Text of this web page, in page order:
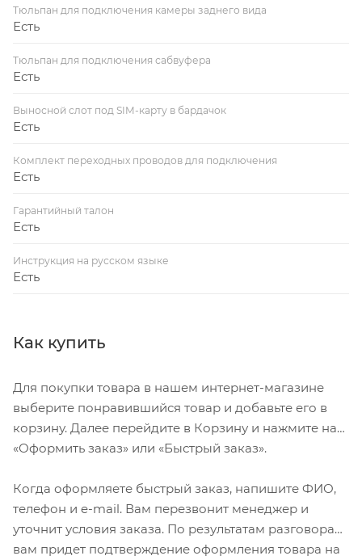
Тюльпан для подключения камеры заднего вида
Есть
Тюльпан для подключения сабвуфера
Есть
Выносной слот под SIM-карту в бардачок
Есть
Комплект переходных проводов для подключения
Есть
Гарантийный талон
Есть
Инструкция на русском языке
Есть
Как купить
Для покупки товара в нашем интернет-магазине
выберите понравившийся товар и добавьте его в
корзину. Далее перейдите в Корзину и нажмите на
«Оформить заказ» или «Быстрый заказ».
Когда оформляете быстрый заказ, напишите ФИО,
телефон и e-mail. Вам перезвонит менеджер и
уточнит условия заказа. По результатам разговора
вам придет подтверждение оформления товара на